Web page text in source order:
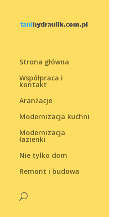
Strona główna
Współpraca i
kontakt
Aranżacje
Modernizacja kuchni
Modernizacja
łazienki
Nie tylko dom
Remont i budowa